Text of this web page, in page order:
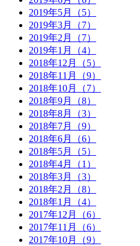
2019年5月（5）
2019年3月（7）
2019年2月（7）
2019年1月（4）
2018年12月（5）
2018年11月（9）
2018年10月（7）
2018年9月（8）
2018年8月（3）
2018年7月（9）
2018年6月（6）
2018年5月（5）
2018年4月（1）
2018年3月（3）
2018年2月（8）
2018年1月（4）
2017年12月（6）
2017年11月（6）
2017年10月（9）